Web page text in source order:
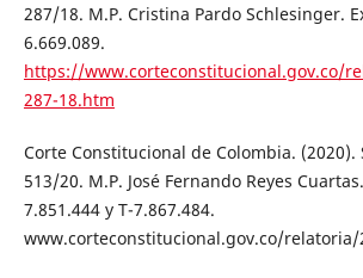
287/18. M.P. Cristina Pardo Schlesinger.
6.669.089.
https://www.corteconstitucional.gov.co/
287-18.htm
Corte Constitucional de Colombia. (2020).
513/20. M.P. José Fernando Reyes
7.851.444 y T-7.867.484.
www.corteconstitucional.gov.co/relatoria/